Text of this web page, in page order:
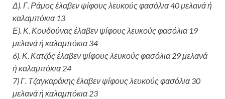
Δ). Γ. Ράμος έλαβεν ψίφους λευκούς φασόλια 40 μελανά ή
καλαμπόκια 13
Ε). Κ. Κουδούνας έλαβεν ψίφους λευκούς φασόλια 19
μελανάή καλαμπόκια34
6). Κ. Κατζός έλαβεν ψίφους λευκούς φασόλια29μελανά
ή καλαμπόκια 24
7) Γ. Τζαγκαράκης έλαβεν ψίφους λευκούς φασόλια30
μελανάή καλαμπόκια 23